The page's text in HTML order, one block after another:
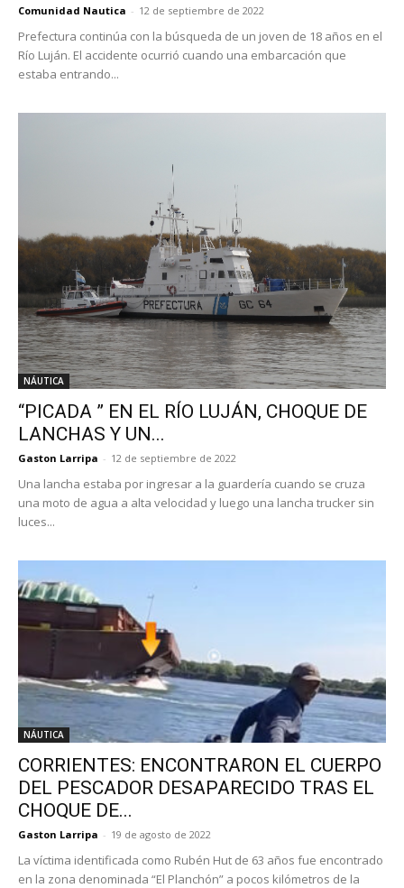
Comunidad Nautica - 12 de septiembre de 2022
Prefectura continúa con la búsqueda de un joven de 18 años en el
Río Luján. El accidente ocurrió cuando una embarcación que
estaba entrando...
NÁUTICA
“PICADA ” EN EL RÍO LUJÁN, CHOQUE DE
LANCHAS Y UN...
Gaston Larripa - 12 de septiembre de 2022
Una lancha estaba por ingresar a la guardería cuando se cruza
una moto de agua a alta velocidad y luego una lancha trucker sin
luces...
NÁUTICA
CORRIENTES: ENCONTRARON EL CUERPO
DEL PESCADOR DESAPARECIDO TRAS EL
CHOQUE DE...
Gaston Larripa - 19 de agosto de 2022
La víctima identificada como Rubén Hut de 63 años fue encontrado
en la zona denominada “El Planchón” a pocos kilómetros de la